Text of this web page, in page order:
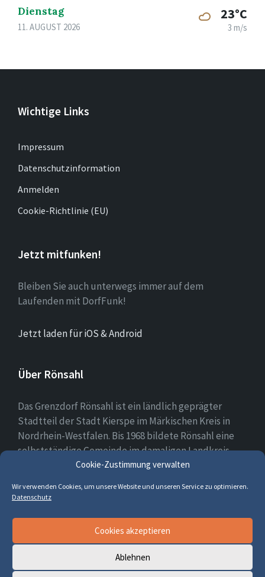
Cookie-Zustimmung verwalten
Wir verwenden Cookies, um unsere Website und unseren Service zu optimieren.
Datenschutz
Cookies akzeptieren
Ablehnen
Dienstag
11. AUGUST 2026
23°C
3 m/s
Wichtige Links
Impressum
Datenschutzinformation
Anmelden
Cookie-Richtlinie (EU)
Jetzt mitfunken!
Bleiben Sie auch unterwegs immer auf dem
Laufenden mit DorfFunk!
Jetzt laden für iOS & Android
Über Rönsahl
Das Grenzdorf Rönsahl ist ein ländlich geprägter
Stadtteil der Stadt Kierspe im Märkischen Kreis in
Nordrhein-Westfalen. Bis 1968 bildete Rönsahl eine
selbstständige Gemeinde im damaligen Landkreis
Altena. Heute leben etwa 2.300 Menschen in und um
Facebook
© 2026 Rönsahl